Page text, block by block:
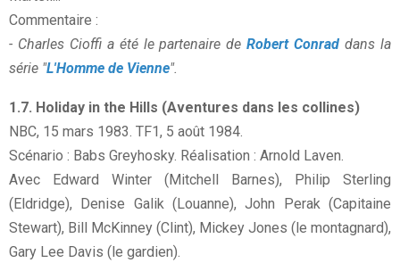
Commentaire :
- Charles Cioffi a été le partenaire deRobert Conrad dans la
série "L'Homme de Vienne".
1.7. Holiday in the Hills (Aventures dans les collines)
NBC, 15 mars 1983. TF1, 5 août 1984.
Scénario : Babs Greyhosky. Réalisation : Arnold Laven.
Avec Edward Winter (Mitchell Barnes), Philip Sterling
(Eldridge), Denise Galik (Louanne), John Perak (Capitaine
Stewart), Bill McKinney (Clint), Mickey Jones (le montagnard),
Gary Lee Davis (le gardien).